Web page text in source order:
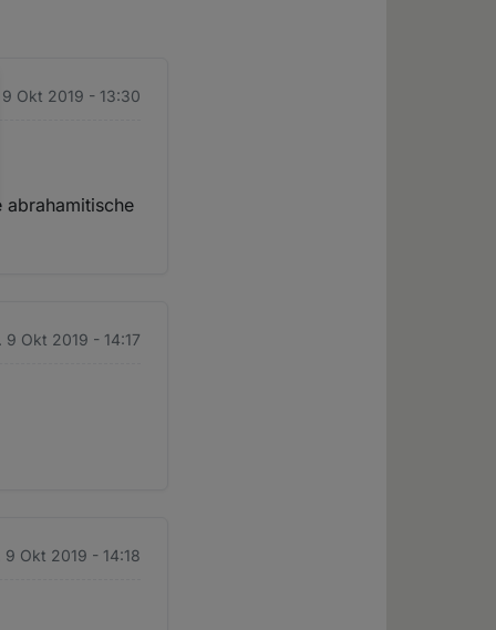
9 Okt 2019 - 13:30
abrahamitische
9 Okt 2019 - 14:17
9 Okt 2019 - 14:18